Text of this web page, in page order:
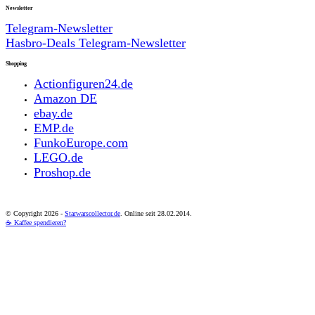
Newsletter
Telegram-Newsletter
Hasbro-Deals Telegram-Newsletter
Shopping
Actionfiguren24.de
Amazon DE
ebay.de
EMP.de
FunkoEurope.com
LEGO.de
Proshop.de
© Copyright 2026 - Starwarscollector.de . Online seit 28.02.2014.
☕ Kaffee spendieren?